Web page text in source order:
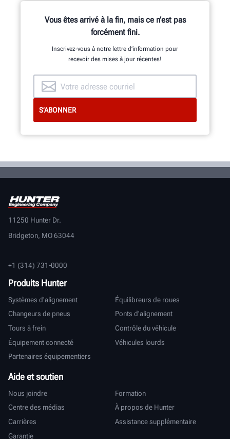
Vous êtes arrivé à la fin, mais ce n’est pas
forcément fini.
Inscrivez-vous à notre lettre d’information pour
recevoir des mises à jour récentes!
11250 Hunter Dr.
Bridgeton, MO 63044
+1 (314) 731-0000
Produits Hunter
Systèmes d'alignement
Équilibreurs de roues
Changeurs de pneus
Ponts d'alignement
Tours à frein
Contrôle du véhicule
Équipement connecté
Véhicules lourds
Partenaires équipementiers
Aide et soutien
Nous joindre
Formation
Centre des médias
À propos de Hunter
Carrières
Assistance supplémentaire
Garantie